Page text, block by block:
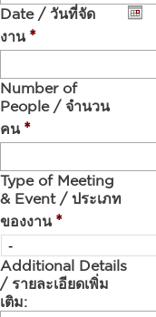
Date / วันที่จัด
งาน *
Number of
People / จำนวน
คน *
Type of Meeting
& Event / ประเภท
ของงาน *
Additional Details
/ รายละเอียดเพิ่ม
เติม: